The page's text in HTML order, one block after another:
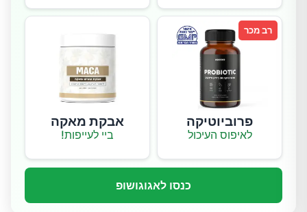
רב מכר
פרוביוטיקה
לאיפוס העיכול
אבקת מאקה
ביי לעייפות!
כנסו לאגוגושופ